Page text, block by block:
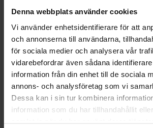
Denna webbplats använder cookies
Vi använder enhetsidentifierare för att
och annonserna till användarna,
för sociala medier och analysera vår
vidarebefordrar även sådana
information från din enhet till de sociala
annons- och analysföretag som vi
Dessa kan i sin tur kombinera
information som du har tillhandahållit
samlat in när du har använt deras